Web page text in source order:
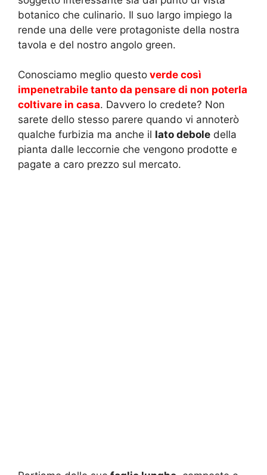
botanico che culinario. Il suo largo impiego la
rende una delle vere protagoniste della nostra
tavola e del nostro angolo green.
Conosciamo meglio questo verde così
impenetrabile tanto da pensare di non poterla
coltivare in casa. Davvero lo credete? Non
sarete dello stesso parere quando vi annoterò
qualche furbizia ma anche il lato debole della
pianta dalle leccornie che vengono prodotte e
pagate a caro prezzo sul mercato.